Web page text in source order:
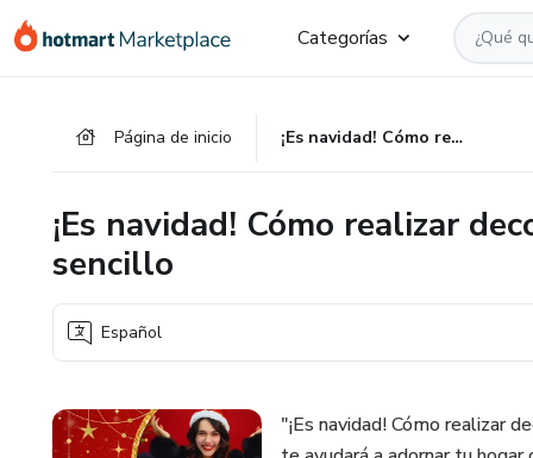
Categorías
Página de inicio ¡Es navidad! Cómo realizar decoraciones navideñas fácil y sencillo
¡Es navidad! Cómo realizar
sencillo
Español
"¡Es navidad! Cómo realizar